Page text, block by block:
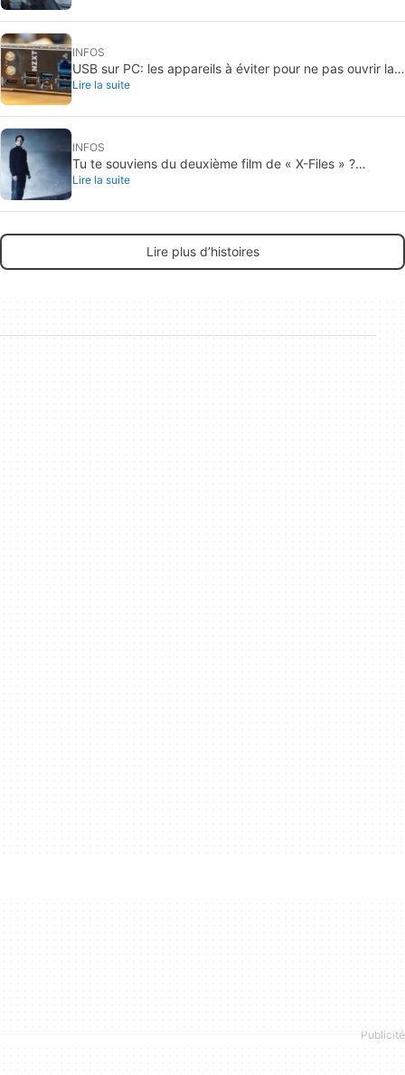
INFOS
USB sur PC: les appareils à éviter pour ne pas ouvrir la
porte à un malware
Lire la suite
INFOS
Tu te souviens du deuxième film de « X-Files » ?
Maintenant, 18 ans plus tard, son réalisateur lui a enfin
Lire la suite
Lire plus d’histoires